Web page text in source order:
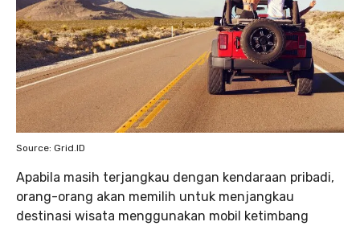
Source: Grid.ID
Apabila masih terjangkau dengan kendaraan pribadi,
orang-orang akan memilih untuk menjangkau
destinasi wisata menggunakan mobil ketimbang